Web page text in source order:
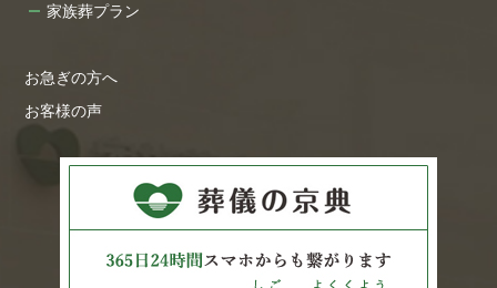
家族葬プラン
お急ぎの方へ
お客様の声